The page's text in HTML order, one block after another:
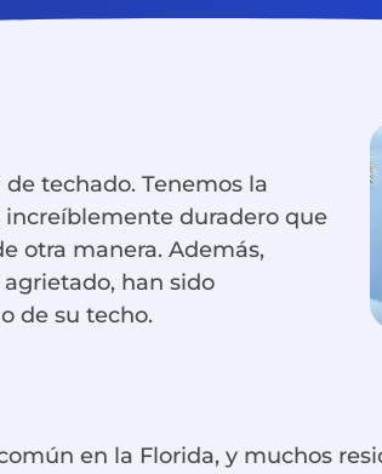
techado. Tenemos la
duradero que
otra manera. Además,
han sido
de su techo.
en la Florida, y muchos